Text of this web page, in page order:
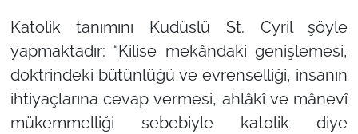
Katoliktanımını Kudüslü St. Cyril şöyle
yapmaktadır: “Kilise mekândaki genişlemesi,
doktrindeki bütünlüğü ve evrenselliği, insanın
ihtiyaçlarına cevap vermesi, ahlâkî ve mânevî
mükemmelliği sebebiyle katolik diye